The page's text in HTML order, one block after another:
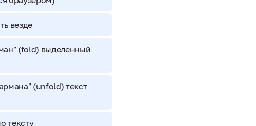
везде
(fold) выделенный
(unfold) текст
тексту